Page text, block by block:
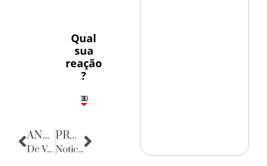
Qual
sua
reação
?
3
1
1
3
10
ANTERIOR
De Volta para o Passado
PRÓXIMA
Noticias de Sergipe